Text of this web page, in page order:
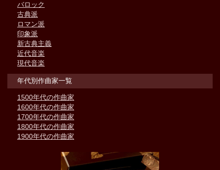
バロック
古典派
ロマン派
印象派
新古典主義
近代音楽
現代音楽
年代別作曲家一覧
1500年代の作曲家
1600年代の作曲家
1700年代の作曲家
1800年代の作曲家
1900年代の作曲家